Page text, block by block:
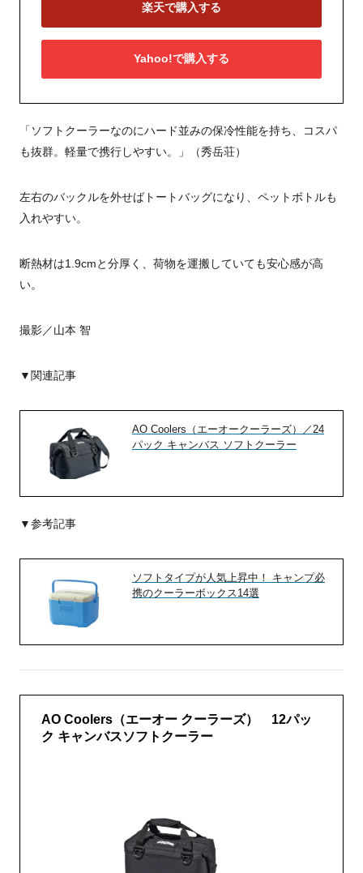
楽天で購入する
Yahoo!で購入する
「ソフトクーラーなのにハード並みの保冷性能を持ち、コスパ
も抜群。軽量で携行しやすい。」（秀岳荘）
左右のバックルを外せばトートバッグになり、ペットボトルも
入れやすい。
断熱材は1.9cmと分厚く、荷物を運搬していても安心感が高
い。
撮影／山本 智
▼関連記事
AO Coolers（エーオークーラーズ）／24
パック キャンバス ソフトクーラー
▼参考記事
ソフトタイプが人気上昇中！ キャンプ必
携のクーラーボックス14選
AO Coolers（エーオー クーラーズ） 12パッ
ク キャンバスソフトクーラー